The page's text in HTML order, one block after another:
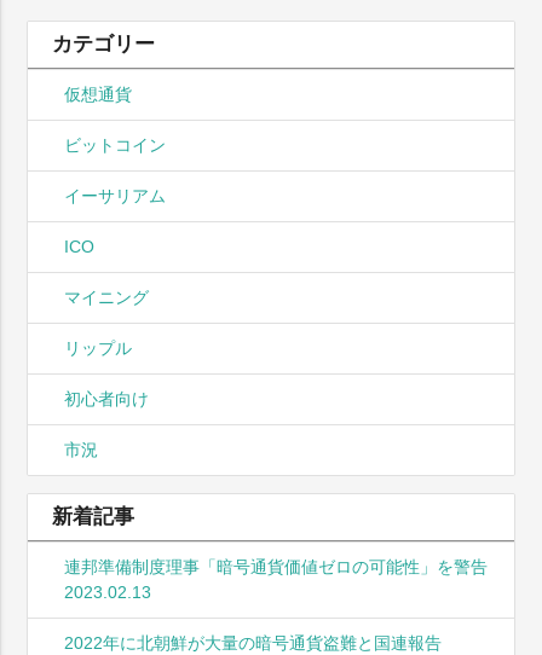
カテゴリー
仮想通貨
ビットコイン
イーサリアム
ICO
マイニング
リップル
初心者向け
市況
新着記事
連邦準備制度理事「暗号通貨価値ゼロの可能性」を警告
2023.02.13
2022年に北朝鮮が大量の暗号通貨盗難と国連報告